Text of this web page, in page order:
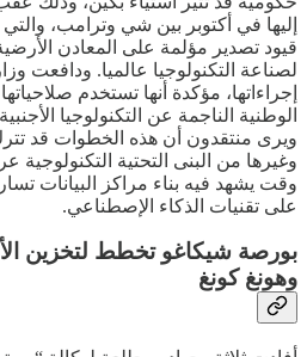
إليها في أكتوبر بين شي وترامب،
قيود تصدير مؤلمة على المعادن
لصناعة التكنولوجيا عالميا. ودافعت
إجراءاتها، مؤكدة أنها تستخدم
الوطنية الناجمة عن التكنولوجيا
ويرى منتقدون أن هذه الخطوات قد تترك
وغيرها من البنى التحتية
وقت يشهد فيه بناء مراكز البيانات
على تقنيات الذكاء الإصطناعي.
بورصة شيكاغو تخطط لتخزين
وهونغ كونغ